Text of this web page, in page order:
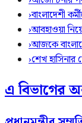
›বাংলাদেশী
›আবহাওয়া
›আজকে
›শেখ হাসিনার
এ বিভাগের